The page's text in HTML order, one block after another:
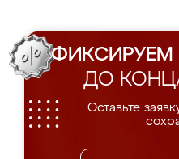
ФИКСИРУЕМ
ДО
Оставьте